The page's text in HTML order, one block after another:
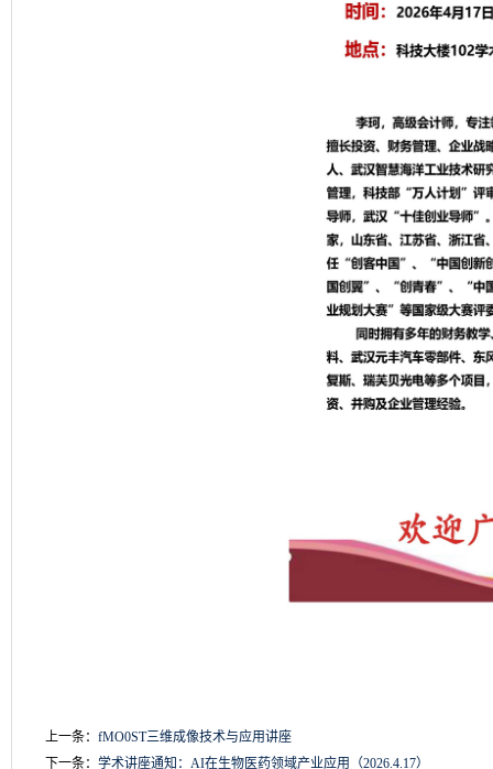
上一条： fMO0ST三维成像技术与应用讲座
下一条： 学术讲座通知：AI在生物医药领域产业应用（2026.4.17）